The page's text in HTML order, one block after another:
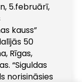
5.februārī,
kauss”
50
Rīgas,
“Siguldas
norisināsies